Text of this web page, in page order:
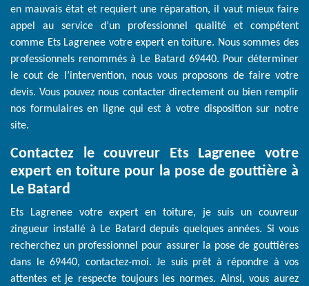
en mauvais état et requiert une réparation, il vaut mieux faire
appel au service d’un professionnel qualité et compétent
comme Ets Lagrenee votre expert en toiture. Nous sommes des
professionnels renommés à Le Batard 69440. Pour déterminer
le cout de l’intervention, nous vous proposons de faire votre
devis. Vous pouvez nous contacter directement ou bien remplir
nos formulaires en ligne qui est à votre disposition sur notre
site.
Contactez le couvreur Ets Lagrenee votre
expert en toiture pour la pose de gouttière à
Le Batard
Ets Lagrenee votre expert en toiture, je suis un couvreur
zingueur installé à Le Batard depuis quelques années. Si vous
recherchez un professionnel pour assurer la pose de gouttières
dans le 69440, contactez-moi. Je suis prêt à répondre à vos
attentes et je respecte toujours les normes. Ainsi, vous aurez